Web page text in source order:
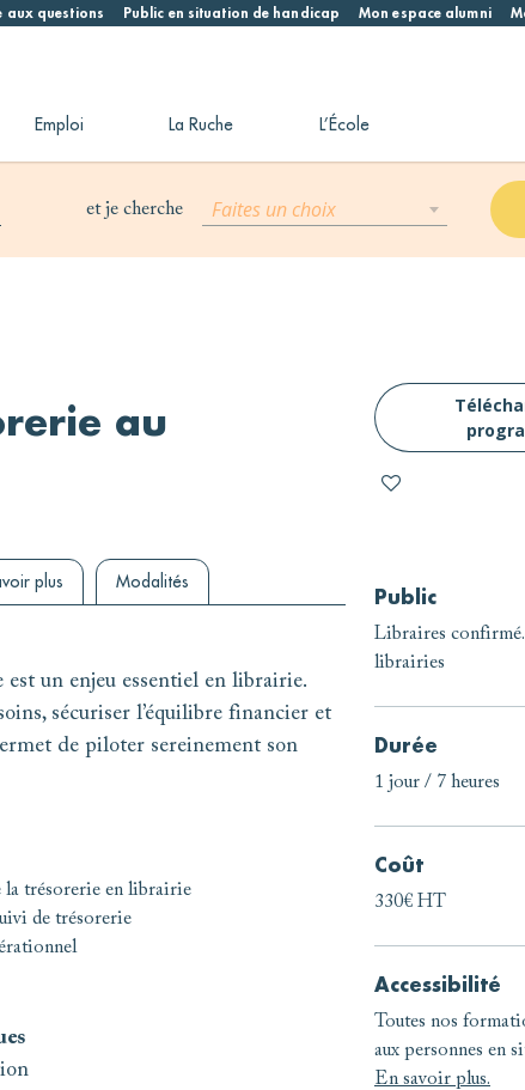
aux questions Public en situation de handicap Mon espace alumni
Emploi La Ruche L’École
et je cherche Faites un choix
au
plus Modalités
un enjeu essentiel en librairie.
sécuriser l’équilibre financier et
de piloter sereinement son
la trésorerie en librairie
de trésorerie
Public
Libraires
librairies
Durée
1 jour / 7 heures
Coût
330€ HT
Accessibilité
Toutes nos
aux personnes en
En savoir plus.